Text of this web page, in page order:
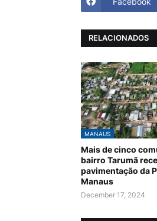
RELACIONADOS
MANAUS
Mais de cinco
bairro Tarumã
pavimentação da
Manaus
December 17, 2024